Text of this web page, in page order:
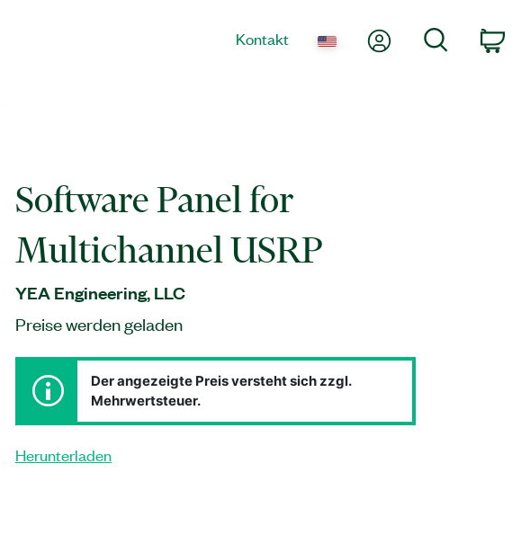
Kontakt Mein KontoSuche
Software Panel for
Multichannel USRP
YEA Engineering, LLC
Preise werden geladen
Der angezeigte Preis versteht sich zzgl.
Mehrwertsteuer.
Herunterladen